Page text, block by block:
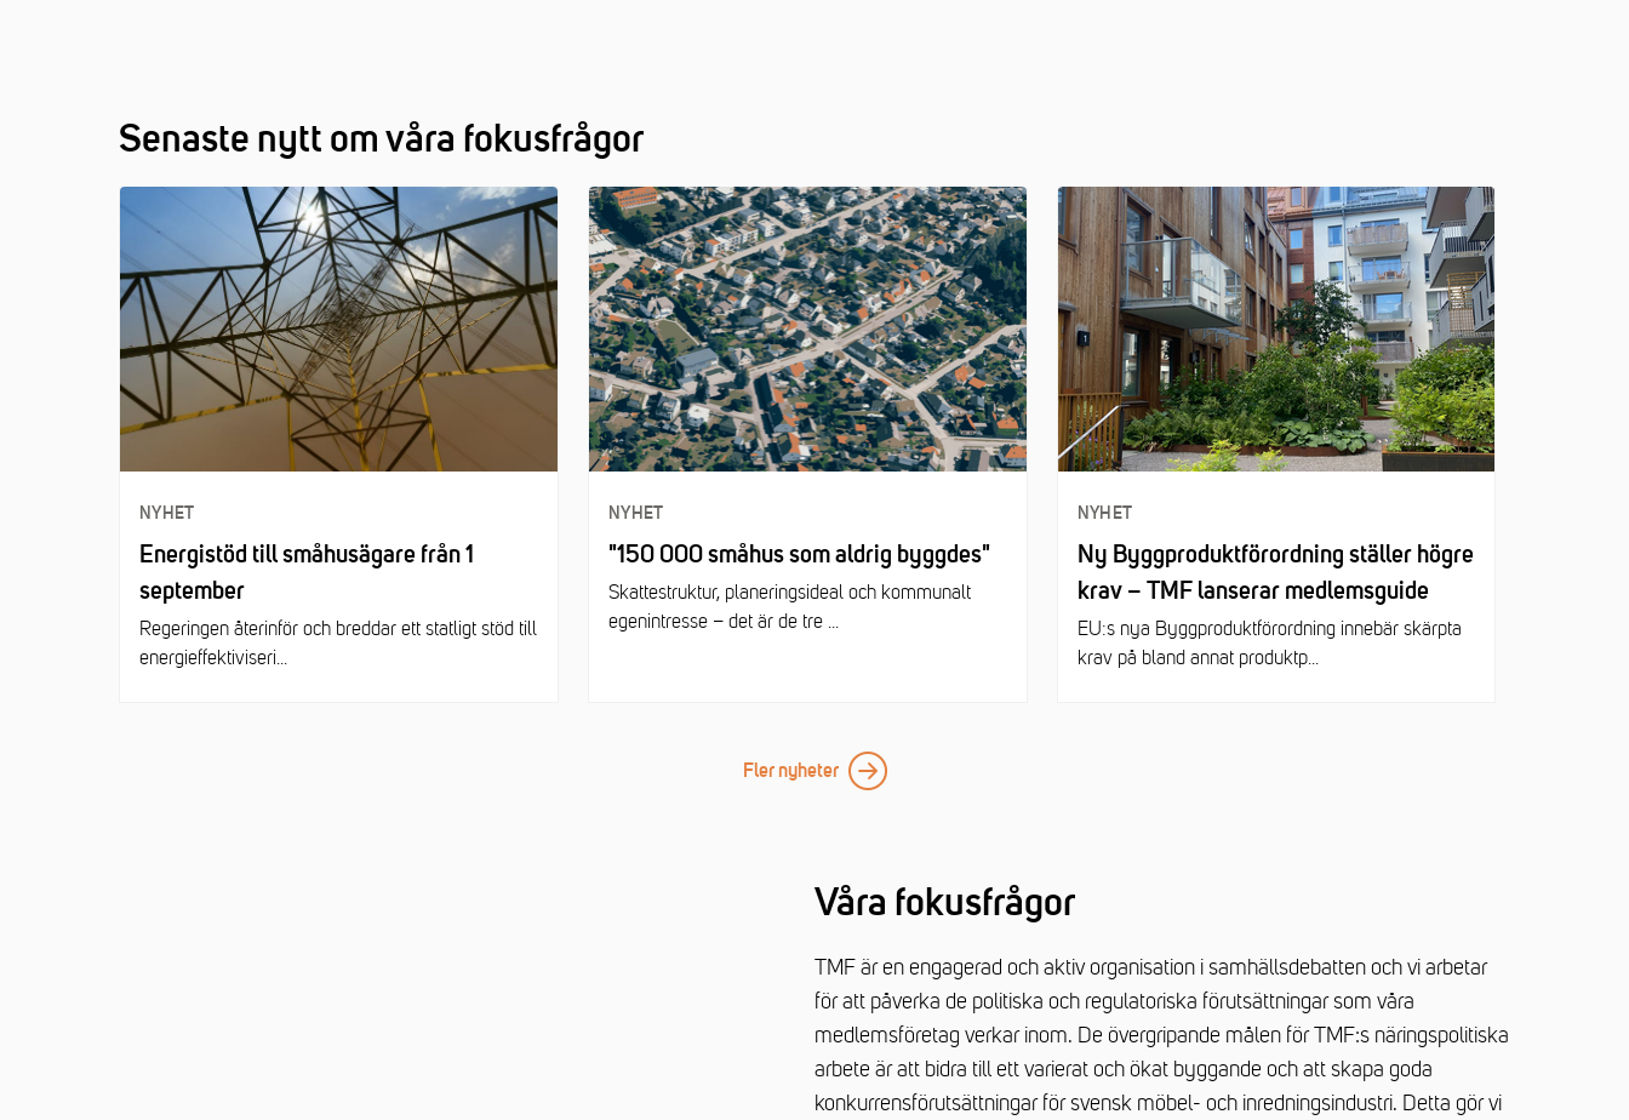
Senaste nytt om våra fokusfrågor
NYHET
Energistöd till småhusägare från 1
september
Regeringen återinför och breddar ett statligt stöd till
energieffektiviseri...
NYHET
"150 000 småhus som aldrig byggdes"
Skattestruktur, planeringsideal och kommunalt
egenintresse – det är de tre ...
NYHET
Ny Byggproduktförordning ställer högre
krav – TMF lanserar medlemsguide
EU:s nya Byggproduktförordning innebär skärpta
krav på bland annat produktp...
Fler nyheter
Våra fokusfrågor
TMF är en engagerad och aktiv organisation i samhällsdebatten och vi arbetar
för att påverka de politiska och regulatoriska förutsättningar som våra
medlemsföretag verkar inom. De övergripande målen för TMF:s näringspolitiska
arbete är att bidra till ett varierat och ökat byggande och att skapa goda
konkurrensförutsättningar för svensk möbel- och inredningsindustri. Detta gör vi